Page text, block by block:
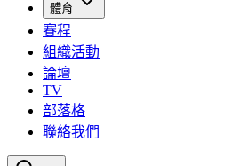
體育
賽程
組織活動
論壇
TV
部落格
聯絡我們